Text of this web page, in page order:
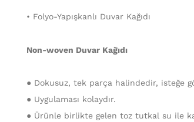
• Folyo-Yapışkanlı Duvar Kağıdı
Non-woven Duvar Kağıdı
● Dokusuz, tek parça halindedir, isteğe
● Uygulaması kolaydır.
● Ürünle birlikte gelen toz tutkal su ile